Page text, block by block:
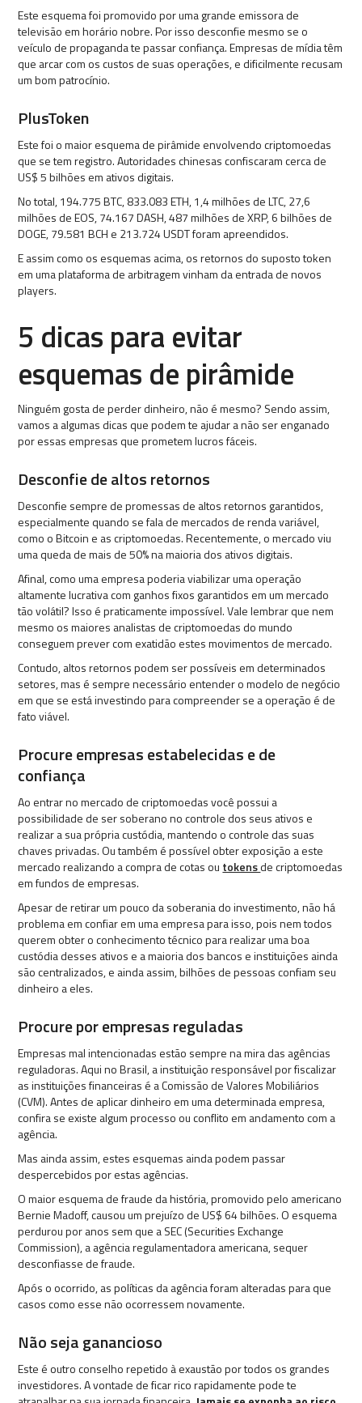
Este esquema foi promovido por uma grande emissora de
televisão em horário nobre. Por isso desconfie mesmo se o
veículo de propaganda te passar confiança. Empresas de mídia têm
que arcar com os custos de suas operações, e dificilmente recusam
um bom patrocínio.
PlusToken
Este foi o maior esquema de pirâmide envolvendo criptomoedas
que se tem registro. Autoridades chinesas confiscaram cerca de
US$ 5 bilhões em ativos digitais.
No total, 194.775 BTC, 833.083 ETH, 1,4 milhões de LTC, 27,6
milhões de EOS, 74.167 DASH, 487 milhões de XRP, 6 bilhões de
DOGE, 79.581 BCH e 213.724 USDT foram apreendidos.
E assim como os esquemas acima, os retornos do suposto token
em uma plataforma de arbitragem vinham da entrada de novos
players.
5 dicas para evitar
esquemas de pirâmide
Ninguém gosta de perder dinheiro, não é mesmo? Sendo assim,
vamos a algumas dicas que podem te ajudar a não ser enganado
por essas empresas que prometem lucros fáceis.
Desconfie de altos retornos
Desconfie sempre de promessas de altos retornos garantidos,
especialmente quando se fala de mercados de renda variável,
como o Bitcoin e as criptomoedas. Recentemente, o mercado viu
uma queda de mais de 50% na maioria dos ativos digitais.
Afinal, como uma empresa poderia viabilizar uma operação
altamente lucrativa com ganhos fixos garantidos em um mercado
tão volátil? Isso é praticamente impossível. Vale lembrar que nem
mesmo os maiores analistas de criptomoedas do mundo
conseguem prever com exatidão estes movimentos de mercado.
Contudo, altos retornos podem ser possíveis em determinados
setores, mas é sempre necessário entender o modelo de negócio
em que se está investindo para compreender se a operação é de
fato viável.
Procure empresas estabelecidas e de
confiança
Ao entrar no mercado de criptomoedas você possui a
possibilidade de ser soberano no controle dos seus ativos e
realizar a sua própria custódia, mantendo o controle das suas
chaves privadas. Ou também é possível obter exposição a este
mercado realizando a compra de cotas ou tokensde criptomoedas
em fundos de empresas.
Apesar de retirar um pouco da soberania do investimento, não há
problema em confiar em uma empresa para isso, pois nem todos
querem obter o conhecimento técnico para realizar uma boa
custódia desses ativos e a maioria dos bancos e instituições ainda
são centralizados, e ainda assim, bilhões de pessoas confiam seu
dinheiro a eles.
Procure por empresas reguladas
Empresas mal intencionadas estão sempre na mira das agências
reguladoras. Aqui no Brasil, a instituição responsável por fiscalizar
as instituições financeiras é a Comissão de Valores Mobiliários
(CVM). Antes de aplicar dinheiro em uma determinada empresa,
confira se existe algum processo ou conflito em andamento com a
agência.
Mas ainda assim, estes esquemas ainda podem passar
despercebidos por estas agências.
O maior esquema de fraude da história, promovido pelo americano
Bernie Madoff, causou um prejuízo de US$ 64 bilhões. O esquema
perdurou por anos sem que a SEC (Securities Exchange
Commission), a agência regulamentadora americana, sequer
desconfiasse de fraude.
Após o ocorrido, as políticas da agência foram alteradas para que
casos como esse não ocorressem novamente.
Não seja ganancioso
Este é outro conselho repetido à exaustão por todos os grandes
investidores. A vontade de ficar rico rapidamente pode te